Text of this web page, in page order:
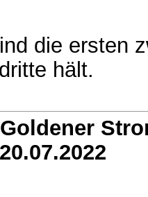
die ersten
hält.
20.07.2022